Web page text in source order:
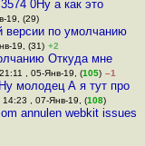
0Ну а как это
19, (29)
версии по умолчанию
19, (31) +2
Откуда мне
, 05-Янв-19, (105) –1
молодец А я тут про
, 07-Янв-19, (108)
annulen webkit issues